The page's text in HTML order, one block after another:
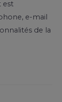
est
e-mail
de la